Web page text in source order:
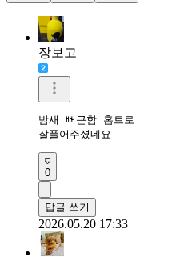
장보고
밤새 뻐근함 홈트로
잘풀어주셨네요
0
답글 쓰기
2026.05.20 17:33